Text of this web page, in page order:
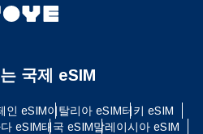
국제 eSIM
인 eSIM이탈리아 eSIM터키 eSIM
eSIM태국 eSIM말레이시아 eSIM